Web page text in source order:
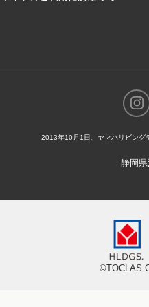
2013年10月1日、ヤマハリビング
静岡
©TOCLAS